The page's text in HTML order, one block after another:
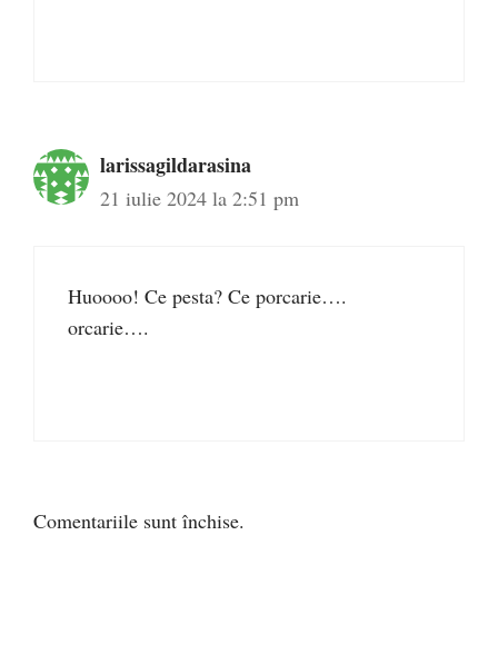
larissagildarasina
21 iulie 2024 la 2:51 pm
Huoooo! Ce pesta? Ce porcarie….
orcarie….
Comentariile sunt închise.